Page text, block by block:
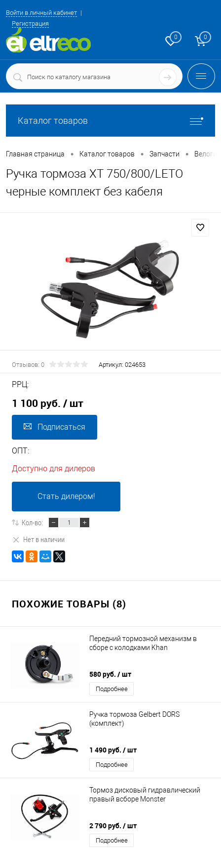
Войти в личный кабинет
Регистрация
0 0
Каталог товаров
Главная страница • Каталог товаров • Запчасти •
Ручка тормоза XT 750/800/LETO
черные комплект без кабеля
Отзывов: 0 Артикул: 024653
РРЦ:
1 100 руб. / шт
Подписаться
ОПТ:
Доступно для дилеров
Стать дилером!
Кол-во:
Нет в наличии
ПОХОЖИЕ ТОВАРЫ (8)
Передний тормозной механизм в
сборе с колодками Khan
580 руб. / шт
Подробнее
Ручка тормоза Gelbert DORS
(комплект)
1 490 руб. / шт
Подробнее
Тормоз дисковый гидравлический
правый всборе Monster
2 790 руб. / шт
Подробнее